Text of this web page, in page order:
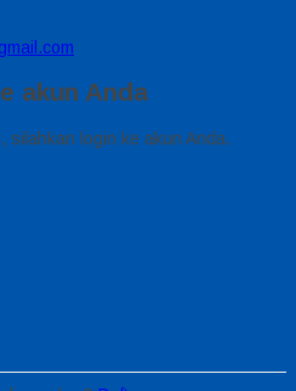
akun Anda
silahkan login ke akun Anda.